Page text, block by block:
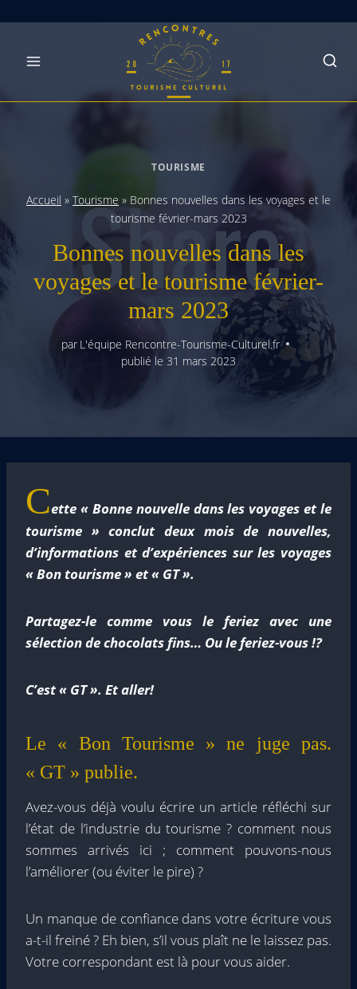
TOURISME
Accueil » Tourisme » Bonnes nouvelles dans les voyages et le
tourisme février-mars 2023
Bonnes nouvelles dans les
voyages et le tourisme février-
mars 2023
par L'équipe Rencontre-Tourisme-Culturel.fr
publié le 31 mars 2023
Cette « Bonne nouvelle dans les voyages et le
tourisme » conclut deux mois de nouvelles,
d’informations et d’expériences sur les voyages
« Bon tourisme » et « GT ».
Partagez-le comme vous le feriez avec une
sélection de chocolats fins… Ou le feriez-vous !?
C’est « GT ». Et aller!
Le « Bon Tourisme » ne juge pas.
« GT » publie.
Avez-vous déjà voulu écrire un article réfléchi sur
l’état de l’industrie du tourisme ? comment nous
sommes arrivés ici ; comment pouvons-nous
l’améliorer (ou éviter le pire) ?
Un manque de confiance dans votre écriture vous
a-t-il freiné ? Eh bien, s’il vous plaît ne le laissez pas.
Votre correspondant est là pour vous aider.